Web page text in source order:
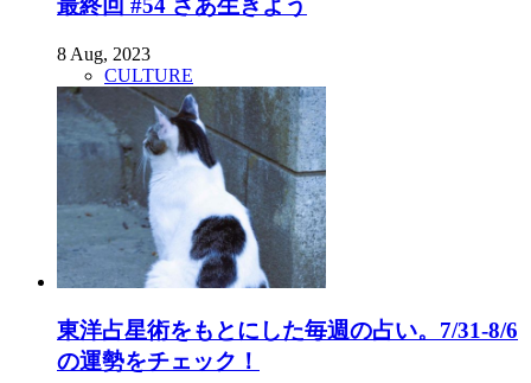
最終回 #54 さあ生きよう
8 Aug, 2023
CULTURE
東洋占星術をもとにした毎週の占い。7/31-8/6
の運勢をチェック！